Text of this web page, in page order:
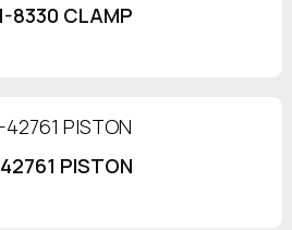
8330 CLAMP
PISTON